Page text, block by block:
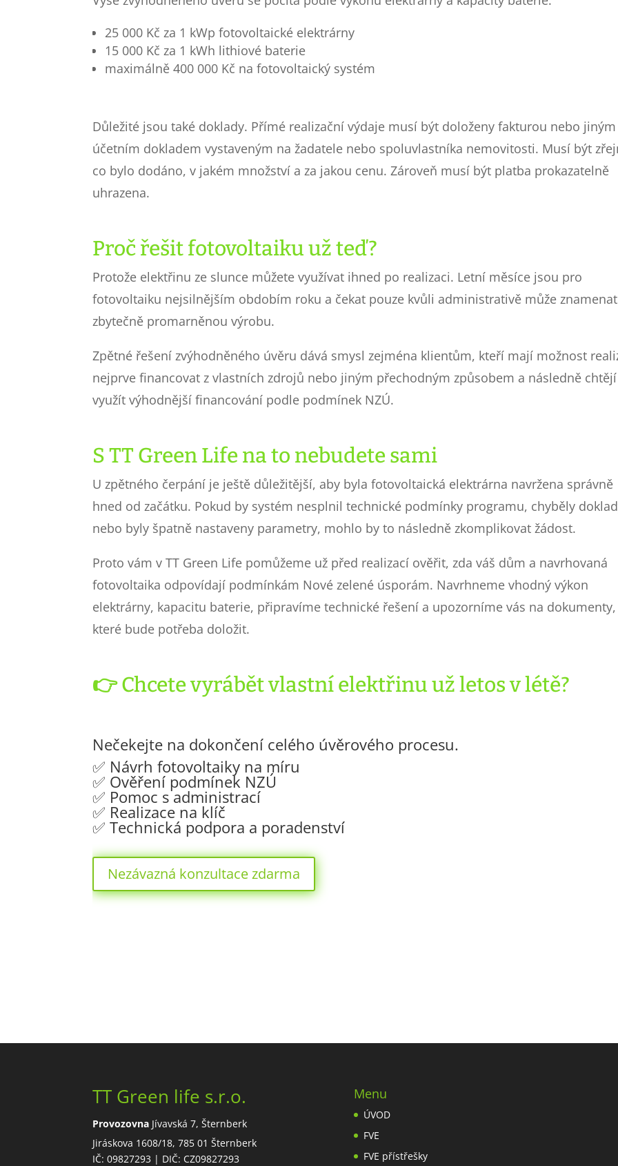
25 000 Kč za 1 kWp fotovoltaické elektrárny
15 000 Kč za 1 kWh lithiové baterie
maximálně 400 000 Kč na fotovoltaický systém
Důležité jsou také doklady. Přímé realizační výdaje musí být doloženy fakturou nebo jiným
účetním dokladem vystaveným na žadatele nebo spoluvlastníka nemovitosti. Musí být
co bylo dodáno, v jakém množství a za jakou cenu. Zároveň musí být platba prokazatelně
uhrazena.
Proč řešit fotovoltaiku už teď?
Protože elektřinu ze slunce můžete využívat ihned po realizaci. Letní měsíce jsou pro
fotovoltaiku nejsilnějším obdobím roku a čekat pouze kvůli administrativě může znamenat
zbytečně promarněnou výrobu.
Zpětné řešení zvýhodněného úvěru dává smysl zejména klientům, kteří mají možnost
nejprve financovat z vlastních zdrojů nebo jiným přechodným způsobem a následně chtějí
využít výhodnější financování podle podmínek NZÚ.
S TT Green Life na to nebudete sami
U zpětného čerpání je ještě důležitější, aby byla fotovoltaická elektrárna navržena správně
hned od začátku. Pokud by systém nesplnil technické podmínky programu, chyběly
nebo byly špatně nastaveny parametry, mohlo by to následně zkomplikovat žádost.
Proto vám v TT Green Life pomůžeme už před realizací ověřit, zda váš dům a navrhovaná
fotovoltaika odpovídají podmínkám Nové zelené úsporám. Navrhneme vhodný výkon
elektrárny, kapacitu baterie, připravíme technické řešení a upozorníme vás na dokumenty,
které bude potřeba doložit.
👉Chcete vyrábět vlastní elektřinu už letos v létě?
Nečekejte na dokončení celého úvěrového procesu.
✅ Návrh fotovoltaiky na míru
✅ Ověření podmínek NZÚ
✅ Pomoc s administrací
✅ Realizace na klíč
✅ Technická podpora a poradenství
Nezávazná konzultace zdarma
TT Green life s.r.o.
Provozovna Jívavská 7, Šternberk
Jiráskova 1608/18, 785 01 Šternberk
IČ: 09827293 | DIČ: CZ09827293
Menu
ÚVOD
FVE
FVE přístřešky